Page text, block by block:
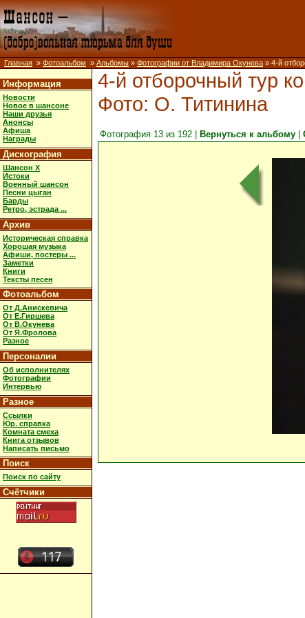
Главная » Фотоальбом » Альбомы » Фотографии от Владимира Окунева » 4-й
Информация
Новости
Новое в шансоне
Наши друзья
Анонсы
Афиша
Награды
Дискография
Шансон X
Истоки
Военный шансон
Песни цыган
Барды
Ретро, эстрада ...
Архив
Историческая справка
Хорошая музыка
Афиши, постеры ...
Заметки
Книги
Тексты песен
Фотоальбом
От Д.Анискевича
От Е.Гиршева
От В.Окунева
От Я.Фролова
Разное
Персоналии
Об исполнителях
Фотографии
Интервью
Разное
Ссылки
Юр. справка
Комната смеха
Книга отзывов
Написать письмо
Поиск
Поиск по сайту
Счётчики
4-й отборочный тур
Фото: О. Титинина
Фотография 13 из 192 | Вернуться к альбому